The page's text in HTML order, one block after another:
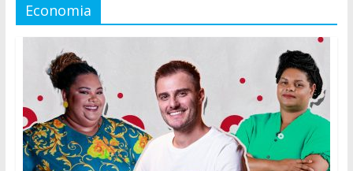
Economia